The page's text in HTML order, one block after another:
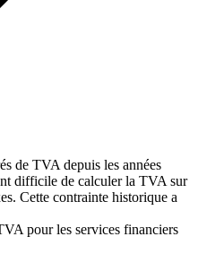
de TVA depuis les années
difficile de calculer la TVA sur
Cette contrainte historique a
pour les services financiers